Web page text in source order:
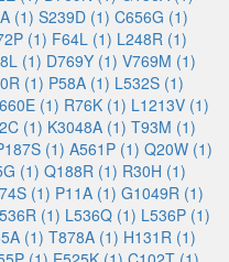
(1) S239D (1) C656G (1)
(1) F64L (1) L248R (1)
(1) D769Y (1) V769M (1)
(1) P58A (1) L532S (1)
(1) R76K (1) L1213V (1)
(1) K3048A (1) T93M (1)
(1) A561P (1) Q20W (1)
(1) Q188R (1) R30H (1)
(1) P11A (1) G1049R (1)
(1) L536Q (1) L536P (1)
(1) T878A (1) H131R (1)